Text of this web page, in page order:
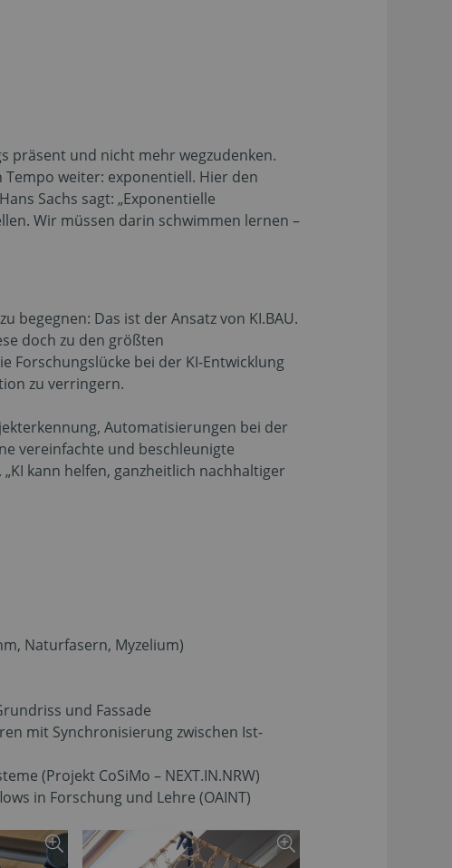
präsent und nicht mehr wegzudenken.
weiter: exponentiell. Hier den
Sachs sagt: „Exponentielle
Wir müssen darin schwimmen lernen –
Das ist der Ansatz von KI.BAU.
doch zu den größten
Forschungslücke bei der KI-Entwicklung
zu verringern.
Automatisierungen bei der
vereinfachte und beschleunigte
kann helfen, ganzheitlich nachhaltiger
Naturfasern, Myzelium)
und Fassade
mit Synchronisierung zwischen Ist-
(Projekt CoSiMo – NEXT.IN.NRW)
in Forschung und Lehre (OAINT)